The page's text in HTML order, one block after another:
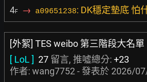
4F → a09651238: DK穩定墊底 怕
[外絮] TES weibo 第三階段大名單
[ LoL ] 27 留言, 推噓總分: +23
作者: wang7752 - 發表於 2026/